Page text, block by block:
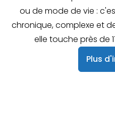
ou de mode de vie :
chronique, complexe et
elle touche près de
Plus